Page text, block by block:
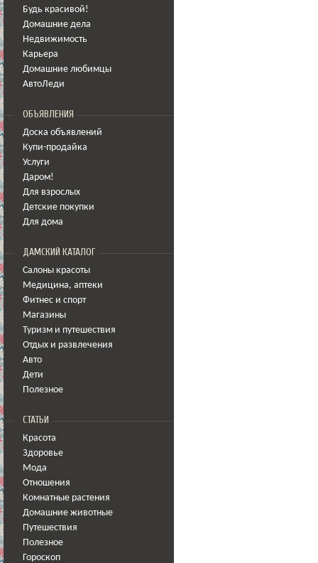
Будь красивой!
Домашние дела
Недвижимость
Карьера
Домашние любимцы
АвтоЛеди
ОБЪЯВЛЕНИЯ
Доска объявлений
Купи-продайка
Услуги
Даром!
Для взрослых
Детские покупки
Для дома
ДАМСКИЙ КАТАЛОГ
Салоны красоты
Медицина, аптеки
Фитнес и спорт
Магазины
Туризм и путешествия
Отдых и развлечения
Авто
Дети
Полезное
СТАТЬИ
Красота
Здоровье
Мода
Отношения
Комнатные растения
Домашние животные
Путешествия
Полезное
Гороскоп